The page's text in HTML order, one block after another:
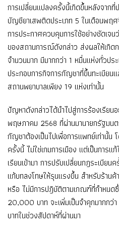
การเปลี่ยนแปลงครั้งนี้เกิดขึ้นหลังจาก
บัญชียาเสพติดประเภท 5 ในเดือนพฤ
การประกาศควบคุมการใช้อย่างชัดเจน
ของสถานการณ์ดังกล่าว ส่งผลให้เกิด
จำนวนมาก มีมากกว่า 1 หมื่นแห่งทั่วปร
ประกอบการกิจการกัญชาที่ขึ้นทะเบีย
สถานพยาบาลเพียง 19 แห่งเท่านั้น
ปัญหาดังกล่าวได้นำไปสู่การร้องเรียน
พฤษภาคม 2568 ที่ผ่านมานายกรัฐม
กัญชาต้องเป็นไปเพื่อการแพทย์เท่านั้น
ครั้งนี้ ไม่ใช่เกมการเมือง แต่เป็นการ
เรียนเข้ามา การปรับเปลี่ยนกฎระเบีย
แก้บทลงโทษให้รุนแรงขึ้น สำหรับร้าน
หรือ ไม่มีการปฎิบัติตามเกณฑ์ที่กำหนด
20,000 บาท จะเพิ่มเป็นจำคุกมากก
บาทในช่วงสัปดาห์ที่ผ่านมา